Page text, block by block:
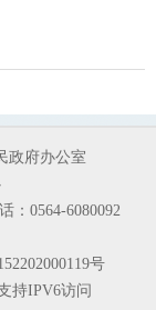
政府办公室
：0564-6080092
号
持IPV6访问